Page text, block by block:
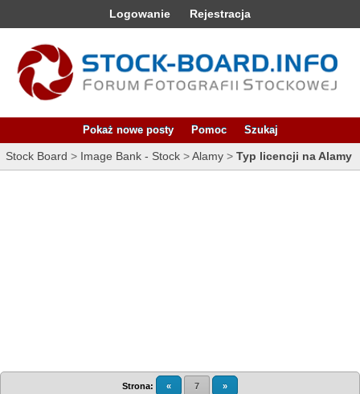
Logowanie Rejestracja
Pokaż nowe posty Pomoc Szukaj
Stock Board > Image Bank - Stock >Alamy > Typ licencji na Alamy
Strona: « 7 »